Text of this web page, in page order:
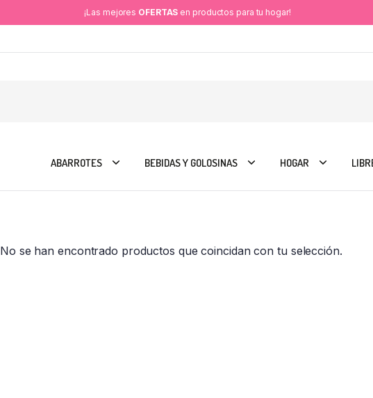
¡Las mejores OFERTAS en productos para tu hogar!
ABARROTES BEBIDAS Y GOLOSINAS HOGAR
No se han encontrado productos que coincidan con tu selección.